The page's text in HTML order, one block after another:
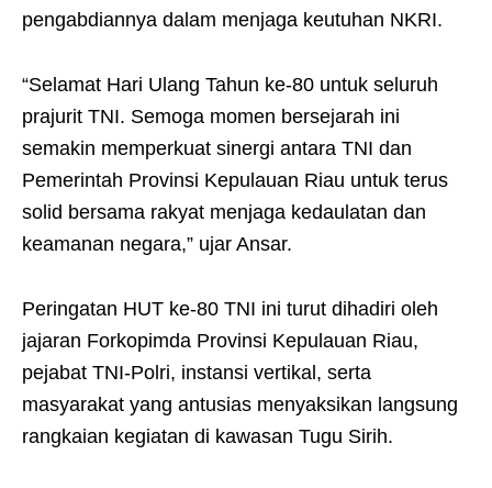
pengabdiannya dalam menjaga keutuhan NKRI.
“Selamat Hari Ulang Tahun ke-80 untuk seluruh
prajurit TNI. Semoga momen bersejarah ini
semakin memperkuat sinergi antara TNI dan
Pemerintah Provinsi Kepulauan Riau untuk terus
solid bersama rakyat menjaga kedaulatan dan
keamanan negara,” ujar Ansar.
Peringatan HUT ke-80 TNI ini turut dihadiri oleh
jajaran Forkopimda Provinsi Kepulauan Riau,
pejabat TNI-Polri, instansi vertikal, serta
masyarakat yang antusias menyaksikan langsung
rangkaian kegiatan di kawasan Tugu Sirih.